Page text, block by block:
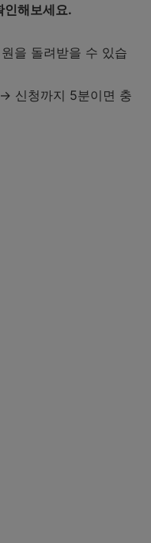
인해보세요.
을 돌려받을 수 있습
신청까지 5분이면 충